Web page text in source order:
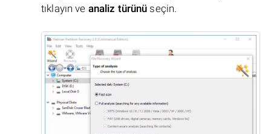
tıklayın ve analiz türünü seçin.